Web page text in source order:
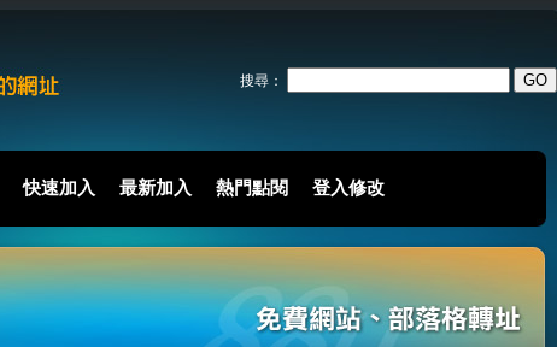
搜尋：
快速加入 最新加入 熱門點閱 登入修改